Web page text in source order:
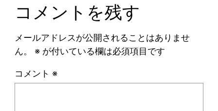
コメントを残す
メールアドレスが公開されることはありませ
ん。
※ が付いている欄は必須項目です
コメント ※